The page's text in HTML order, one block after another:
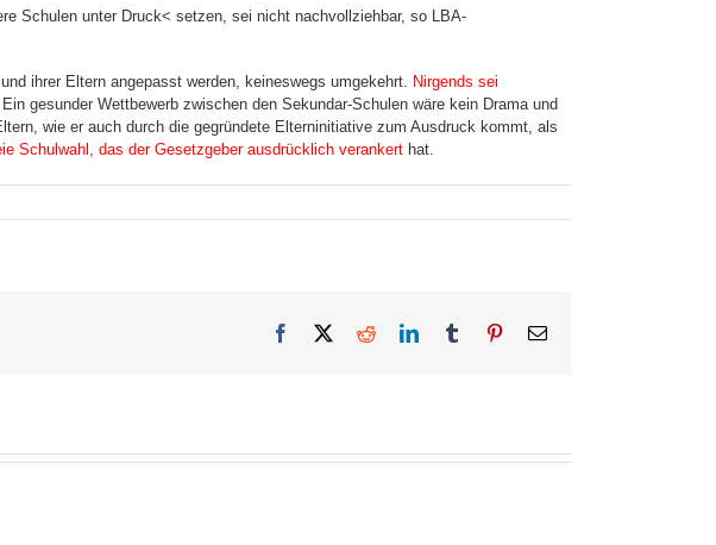
Schulen unter Druck< setzen, sei nicht nachvollziehbar, so LBA-
ihrer Eltern angepasst werden, keineswegs umgekehrt. Nirgends sei
Ein gesunder Wettbewerb zwischen den Sekundar-Schulen wäre kein Drama und
wie er auch durch die gegründete Elterninitiative zum Ausdruck kommt, als
Schulwahl, das der Gesetzgeber ausdrücklich verankert hat.
Facebook RedditLinkedInTumblr Pinterest
E-